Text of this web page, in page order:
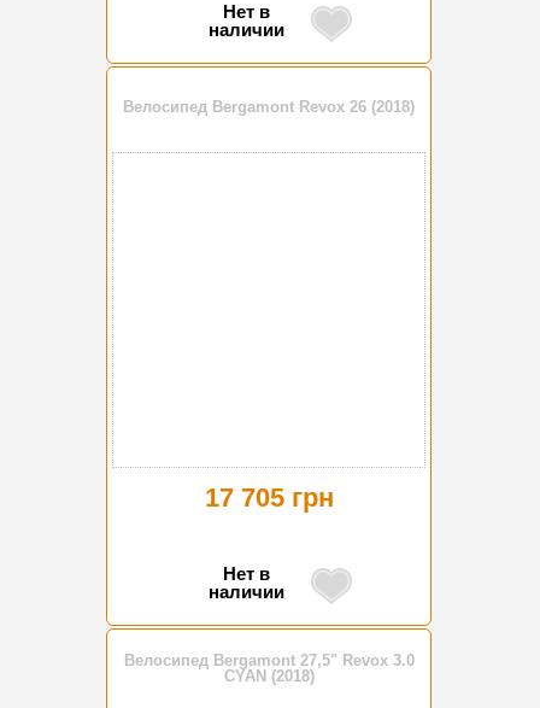
Нет в
наличии
Велосипед Bergamont Revox 26 (2018)
17 705 грн
Нет в
наличии
Велосипед Bergamont 27,5" Revox 3.0
CYAN (2018)